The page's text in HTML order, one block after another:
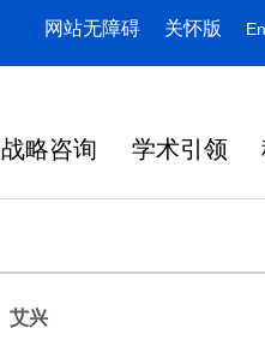
网站无障碍 关怀版
战略咨询 学术引领
艾兴